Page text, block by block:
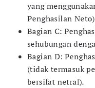
yang
Penghasilan Neto)
Bagian C:
sehubungan
Bagian D:
(tidak termasuk
bersifat netral).